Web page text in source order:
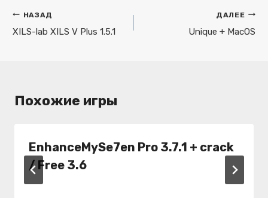
Навигация
по
НАЗАД
XILS-lab XILS V Plus 1.5.1
ДАЛЕЕ
Unique + MacOS
Похожие игры
EnhanceMySe7en Pro 3.7.1 + crack
/ Free 3.6